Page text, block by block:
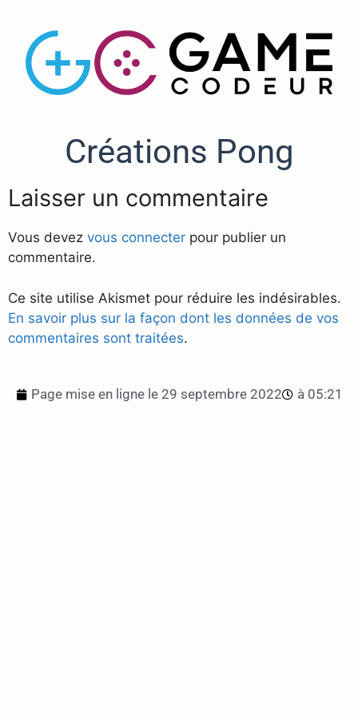
Créations Pong
Laisser un commentaire
Vous devez vous connecter pour publier un
commentaire.
Ce site utilise Akismet pour réduire les indésirables.
En savoir plus sur la façon dont les données de vos
commentaires sont traitées.
Page mise en ligne le 29 septembre 2022 à 05:21